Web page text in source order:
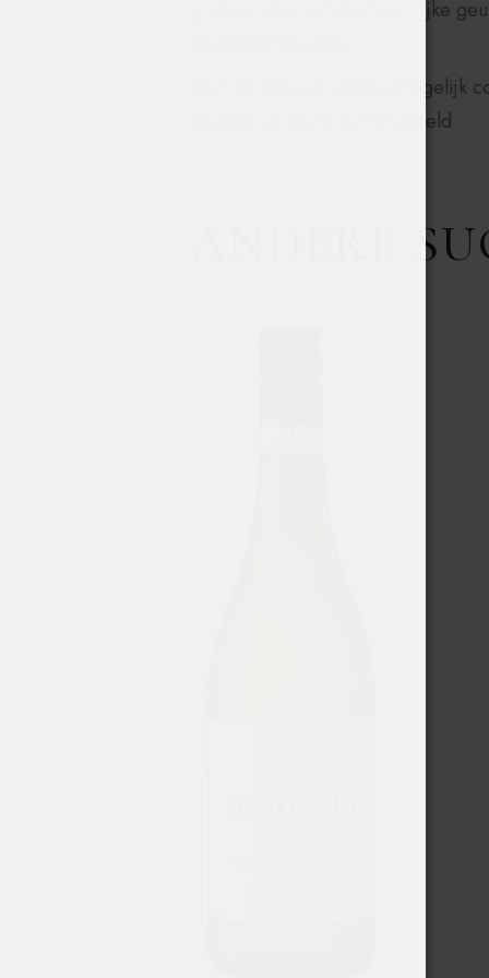
gistbezinksel ontstaat een rijke
Romige mousse, volle en tegelijk
Klassiek uit de Nieuwe Wereld
ANDERE